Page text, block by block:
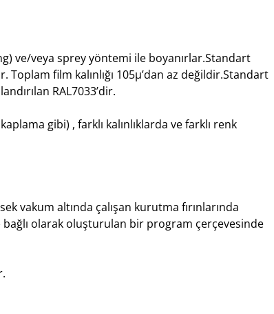
ve/veya sprey yöntemi ile boyanırlar.Standart
film kalınlığı 105µ’dan az değildir.Standart
RAL7033’dir.
gibi) , farklı kalınlıklarda ve farklı renk
vakum altında çalışan kurutma fırınlarında
olarak oluşturulan bir program çerçevesinde